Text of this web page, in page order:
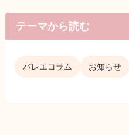
テーマから読む
バレエコラム お知らせ